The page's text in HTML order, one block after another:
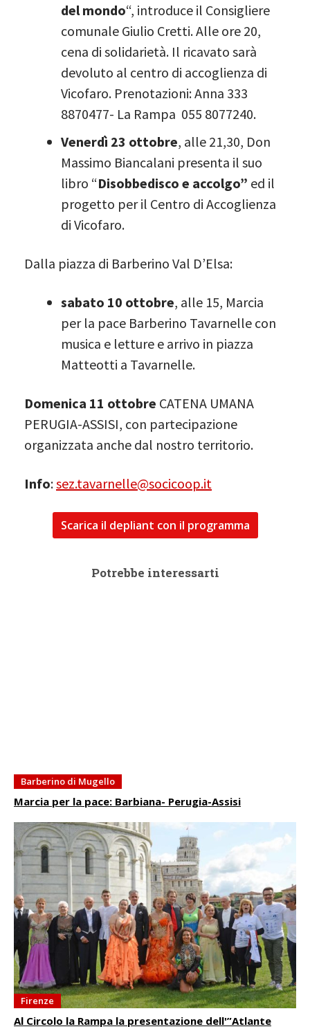
del mondo“, introduce il Consigliere
comunale Giulio Cretti. Alle ore 20,
cena di solidarietà. Il ricavato sarà
devoluto al centro di accoglienza di
Vicofaro. Prenotazioni: Anna 333
8870477- La Rampa 055 8077240.
Venerdì 23 ottobre, alle 21,30, Don
Massimo Biancalani presenta il suo
libro “Disobbedisco e accolgo” ed il
progetto per il Centro di Accoglienza
di Vicofaro.
Dalla piazza di Barberino Val D’Elsa:
sabato 10 ottobre, alle 15, Marcia
per la pace Barberino Tavarnelle con
musica e letture e arrivo in piazza
Matteotti a Tavarnelle.
Domenica 11 ottobre CATENA UMANA
PERUGIA-ASSISI, con partecipazione
organizzata anche dal nostro territorio.
Info:sez.tavarnelle@socicoop.it
Scarica il depliant con il programma
Potrebbe interessarti
Barberino di Mugello
Marcia per la pace: Barbiana- Perugia-Assisi
Firenze
Al Circolo la Rampa la presentazione dell'”Atlante